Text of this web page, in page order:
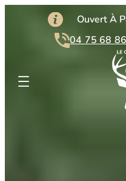
Ouvert À
04 75 68
Lire la suite:
Mobil-
homes
Lire la suite:
Piscine
Lire la suite:
Services